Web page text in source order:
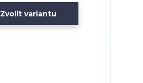
Zvolit variantu